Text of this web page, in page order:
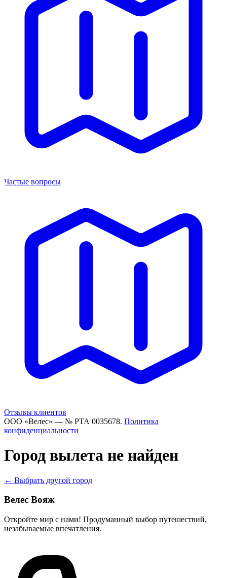
Частые вопросы
Отзывы клиентов
ООО «Велес» — № РТА 0035678. Политика
конфиденциальности
Город вылета не найден
← Выбрать другой город
Велес Вояж
Откройте мир с нами! Продуманный выбор путешествий,
незабываемые впечатления.